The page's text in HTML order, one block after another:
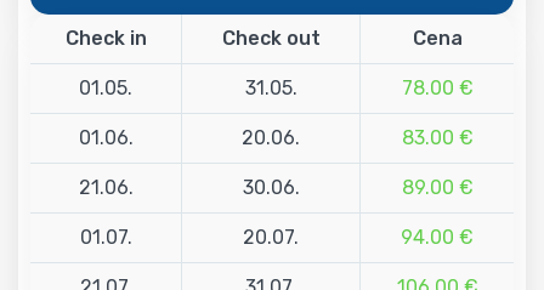
Check in Check out Cena
01.05. 31.05. 78.00 €
01.06. 20.06. 83.00 €
21.06. 30.06. 89.00 €
01.07. 20.07. 94.00 €